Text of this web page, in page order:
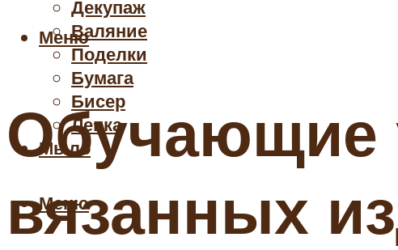
Декупаж
Валяние
Поделки
Бумага
Бисер
Лепка
Мыло
Меню
Меню
Обучающие
вязанных